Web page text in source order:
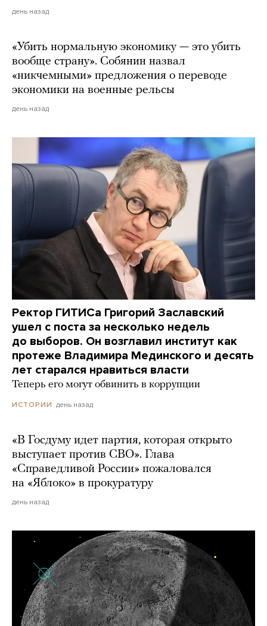
день назад
«Убить нормальную экономику — это убить
вообще страну». Собянин назвал
«никчемными» предложения о переводе
экономики на военные рельсы
день назад
Ректор ГИТИСа Григорий Заславский
ушел с поста за несколько недель
до выборов. Он возглавил институт как
протеже Владимира Мединского и десять
лет старался нравиться власти
Теперь его могут обвинить в коррупции
ИСТОРИИ день назад
«В Госдуму идет партия, которая открыто
выступает против СВО». Глава
«Справедливой России» пожаловался
на «Яблоко» в прокуратуру
день назад